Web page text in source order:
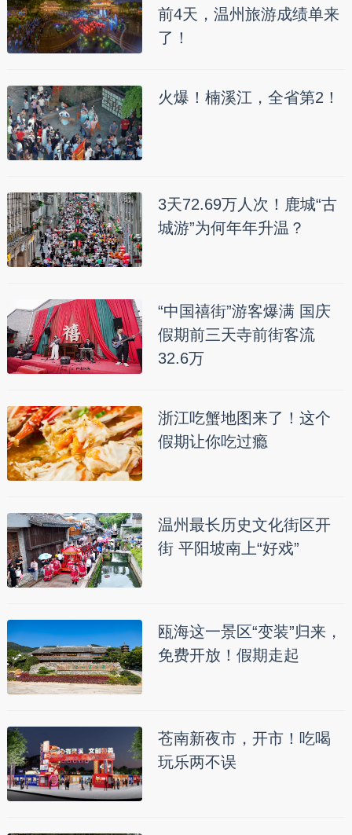
前4天，温州旅游成绩单来
了！
火爆！楠溪江，全省第2！
3天72.69万人次！鹿城“古
城游”为何年年升温？
“中国禧街”游客爆满 国庆
假期前三天寺前街客流
32.6万
浙江吃蟹地图来了！这个
假期让你吃过瘾
温州最长历史文化街区开
街 平阳坡南上“好戏”
瓯海这一景区“变装”归来，
免费开放！假期走起
苍南新夜市，开市！吃喝
玩乐两不误